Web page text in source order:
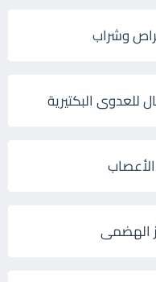
البكتيرية